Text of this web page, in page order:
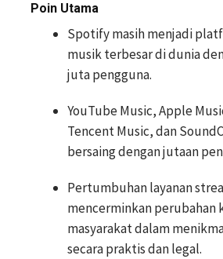
Poin Utama
Spotify masih menjadi
musik terbesar di dunia
juta pengguna.
YouTube Music, Apple
Tencent Music, dan
bersaing dengan jutaan
Pertumbuhan layanan
mencerminkan perubahan
masyarakat dalam
secara praktis dan legal.